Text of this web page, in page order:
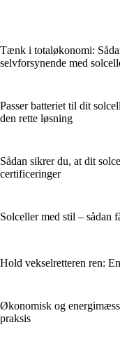
Tænk i totaløkonomi:
selvforsynende med
Passer batteriet til dit
den rette løsning
Sådan sikrer du, at dit
certificeringer
Solceller med stil – sådan
Hold vekselretteren ren:
Økonomisk og
praksis